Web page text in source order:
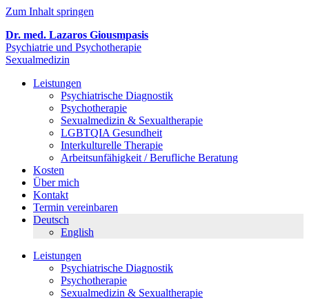
Zum Inhalt springen
Dr. med. Lazaros Giousmpasis
Psychiatrie und Psychotherapie
Sexualmedizin
Leistungen
Psychiatrische Diagnostik
Psychotherapie
Sexualmedizin & Sexualtherapie
LGBTQIA Gesundheit
Interkulturelle Therapie
Arbeitsunfähigkeit / Berufliche Beratung
Kosten
Über mich
Kontakt
Termin vereinbaren
Deutsch
English
Leistungen
Psychiatrische Diagnostik
Psychotherapie
Sexualmedizin & Sexualtherapie